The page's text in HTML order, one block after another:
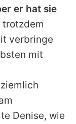
er hat sie
trotzdem
verbringe
mit
Denise, wie